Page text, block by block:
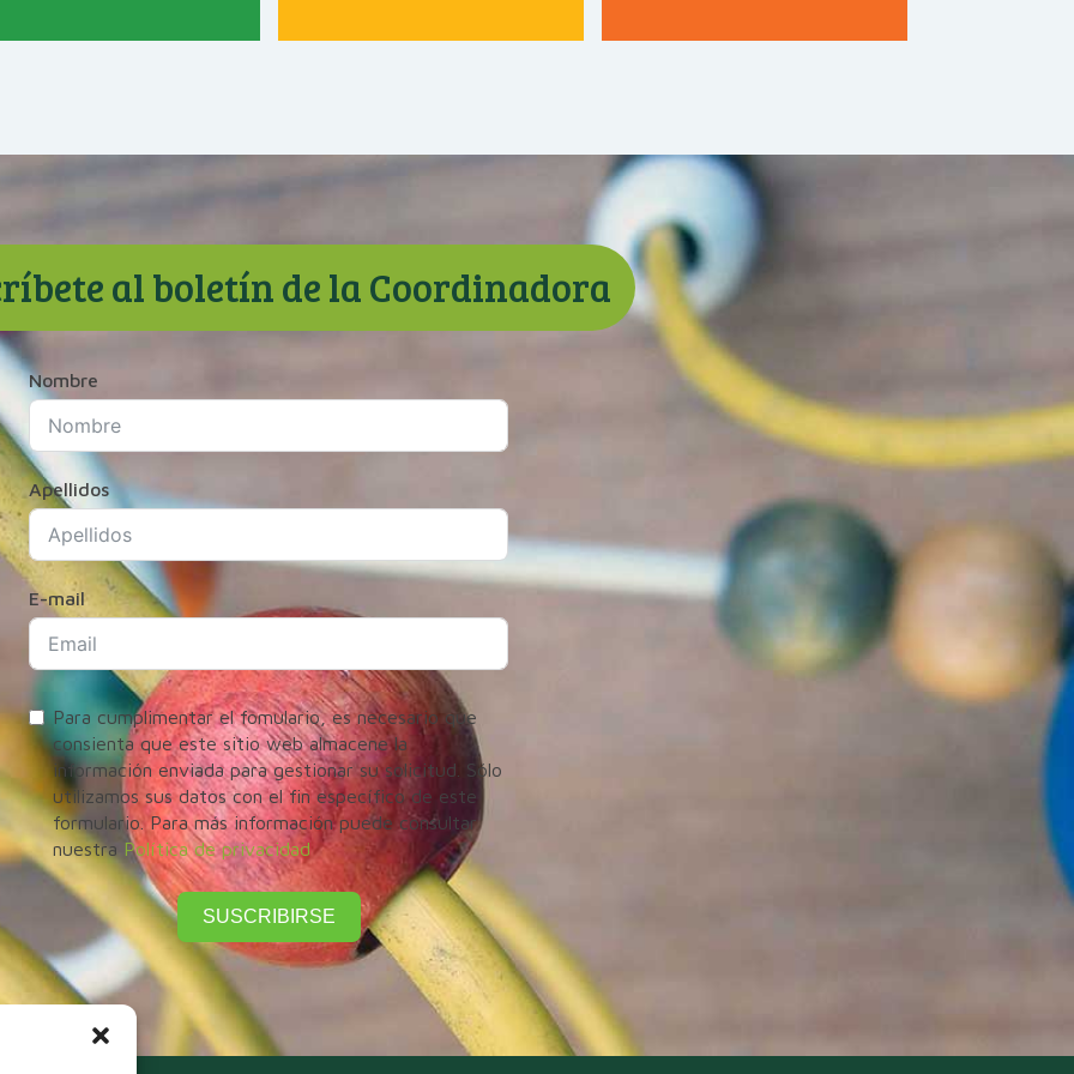
al boletín de la Coordinadora
Nombre
Apellidos
E-mail
Para cumplimentar el fomulario, es necesario que
consienta que este sitio web almacene la
información enviada para gestionar su solicitud. Sólo
utilizamos sus datos con el fin específico de este
formulario. Para más información puede consultar
nuestra Política de privacidad
SUSCRIBIRSE